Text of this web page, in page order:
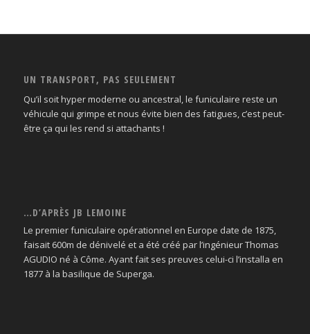
UN TRANSPORT, PAS SEULEMENT
Qu’il soit hyper moderne ou ancestral, le funiculaire reste un
véhicule qui grimpe et nous évite bien des fatigues, c’est peut-
être ça qui les rend si attachants !
…D’APRÈS JB LEMOINE
Le premier funiculaire opérationnel en Europe date de 1875,
faisait 600m de dénivelé et a été créé par l’ingénieur Thomas
AGUDIO né à Côme. Ayant fait ses preuves celui-ci l’installa en
1877 à la basilique de Superga.